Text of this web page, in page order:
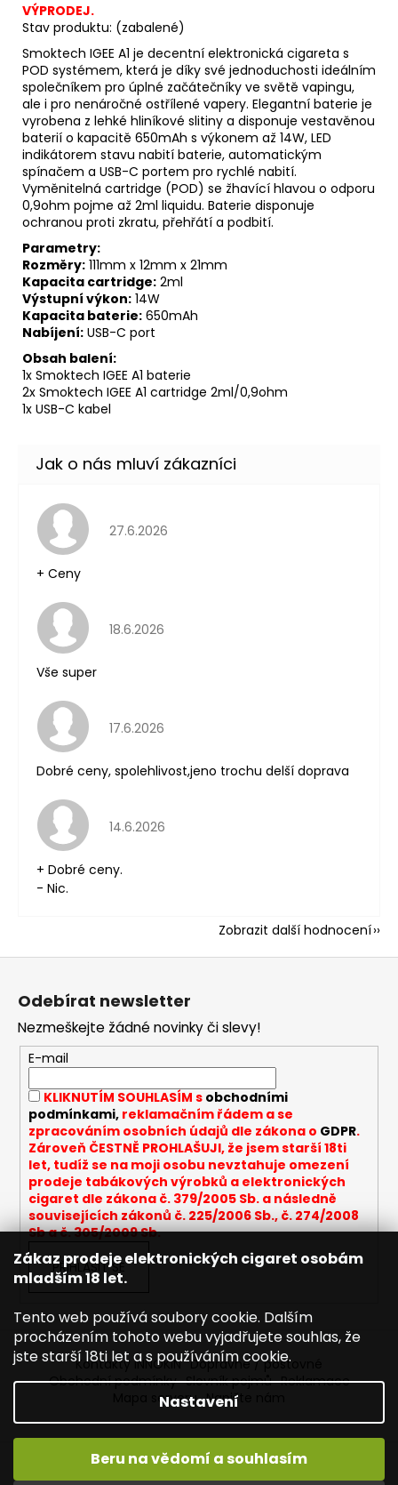
Zákaz prodeje elektronických cigaret osobám
mladším 18 let.
Tento web používá soubory cookie. Dalším
procházením tohoto webu vyjadřujete souhlas, že
jste starší 18ti let a s používáním cookie.
Nastavení
Beru na vědomí a souhlasím
Vítejte ve světě INNOKIN. Nabízíme Vám to nejlepší ze světa
VÝPRODEJ.
Stav produktu: (zabalené)
Smoktech IGEE A1 je decentní elektronická cigareta s
POD systémem, která je díky své jednoduchosti ideálním
společníkem pro úplné začátečníky ve světě vapingu,
ale i pro nenáročné ostřílené vapery. Elegantní baterie je
vyrobena z lehké hliníkové slitiny a disponuje vestavěnou
baterií o kapacitě 650mAh s výkonem až 14W, LED
indikátorem stavu nabití baterie, automatickým
spínačem a USB-C portem pro rychlé nabití.
Vyměnitelná cartridge (POD) se žhavící hlavou o odporu
0,9ohm pojme až 2ml liquidu. Baterie disponuje
ochranou proti zkratu, přehřátí a podbití.
Parametry:
Rozměry: 111mm x 12mm x 21mm
Kapacita cartridge: 2ml
Výstupní výkon: 14W
Kapacita baterie: 650mAh
Nabíjení: USB-C port
Obsah balení:
1x Smoktech IGEE A1 baterie
2x Smoktech IGEE A1 cartridge 2ml/0,9ohm
1x USB-C kabel
Hodnocení obchodu je 5 z 5 hvězdiček.
27.6.2026
+ Ceny
Hodnocení obchodu je 5 z 5 hvězdiček.
18.6.2026
Vše super
Hodnocení obchodu je 5 z 5 hvězdiček.
17.6.2026
Dobré ceny, spolehlivost,jeno trochu delší doprava
Hodnocení obchodu je 5 z 5 hvězdiček.
14.6.2026
+ Dobré ceny.
- Nic.
Zobrazit další hodnocení
Z
Odebírat newsletter
Nezmeškejte žádné novinky či slevy!
E-mail
KLIKNUTÍM SOUHLASÍM s obchodními
podmínkami,reklamačním řádem a se
zpracováním osobních údajů dle zákona o GDPR.
Zároveň ČESTNĚ PROHLAŠUJI, že jsem starší 18ti
let, tudíž se na moji osobu nevztahuje omezení
prodeje tabákových výrobků a elektronických
cigaret dle zákona č. 379/2005 Sb. a následně
souvisejících zákonů č. 225/2006 Sb., č. 274/2008
Sb a č. 305/2009 Sb.
PŘIHLÁSIT SE
Kontakty INNOKIN Dopravné / poštovné
Obchodní podmínky Slovník pojmů Reklamace
Mapa serveru Napište nám
Vytvořil Shoptet